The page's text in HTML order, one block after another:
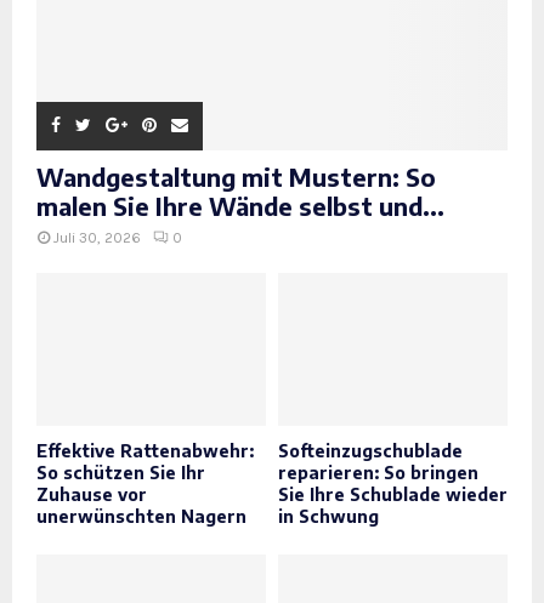
Wandgestaltung mit Mustern: So
malen Sie Ihre Wände selbst und...
Juli 30, 2026 0
Effektive Rattenabwehr:
So schützen Sie Ihr
Zuhause vor
unerwünschten Nagern
Softeinzugschublade
reparieren: So bringen
Sie Ihre Schublade wieder
in Schwung